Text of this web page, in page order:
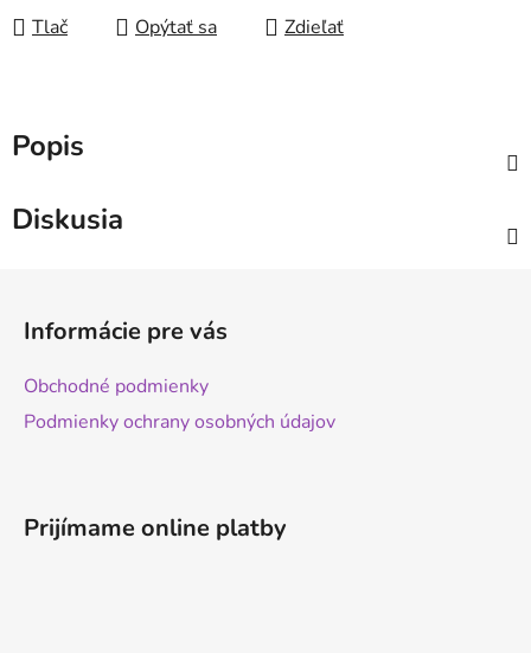
Tlač Opýtať sa Zdieľať
Popis
Diskusia
Informácie pre vás
Obchodné podmienky
Podmienky ochrany osobných údajov
Prijímame online platby